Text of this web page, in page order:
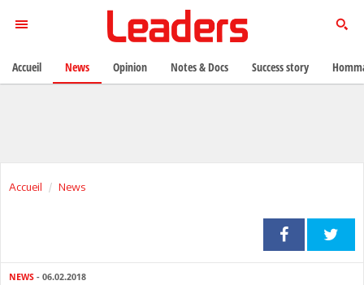
Accueil News
NEWS - 06.02.2018
Accueil News Opinion Notes & Docs Success story